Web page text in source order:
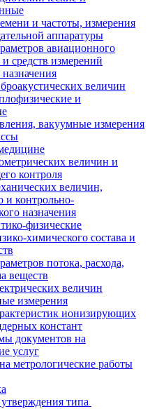
и частоты, измерения
аппаратуры
авиационного
средств измерений
величин
и
вакуумные измерения
величин и
контроля
величин,
и контрольно-
назначения
физические
химического состава и
потока, расхода,
веществ
величин
измерения
ионизирующих
констант
документов на
услуг
метрологические работы
типа